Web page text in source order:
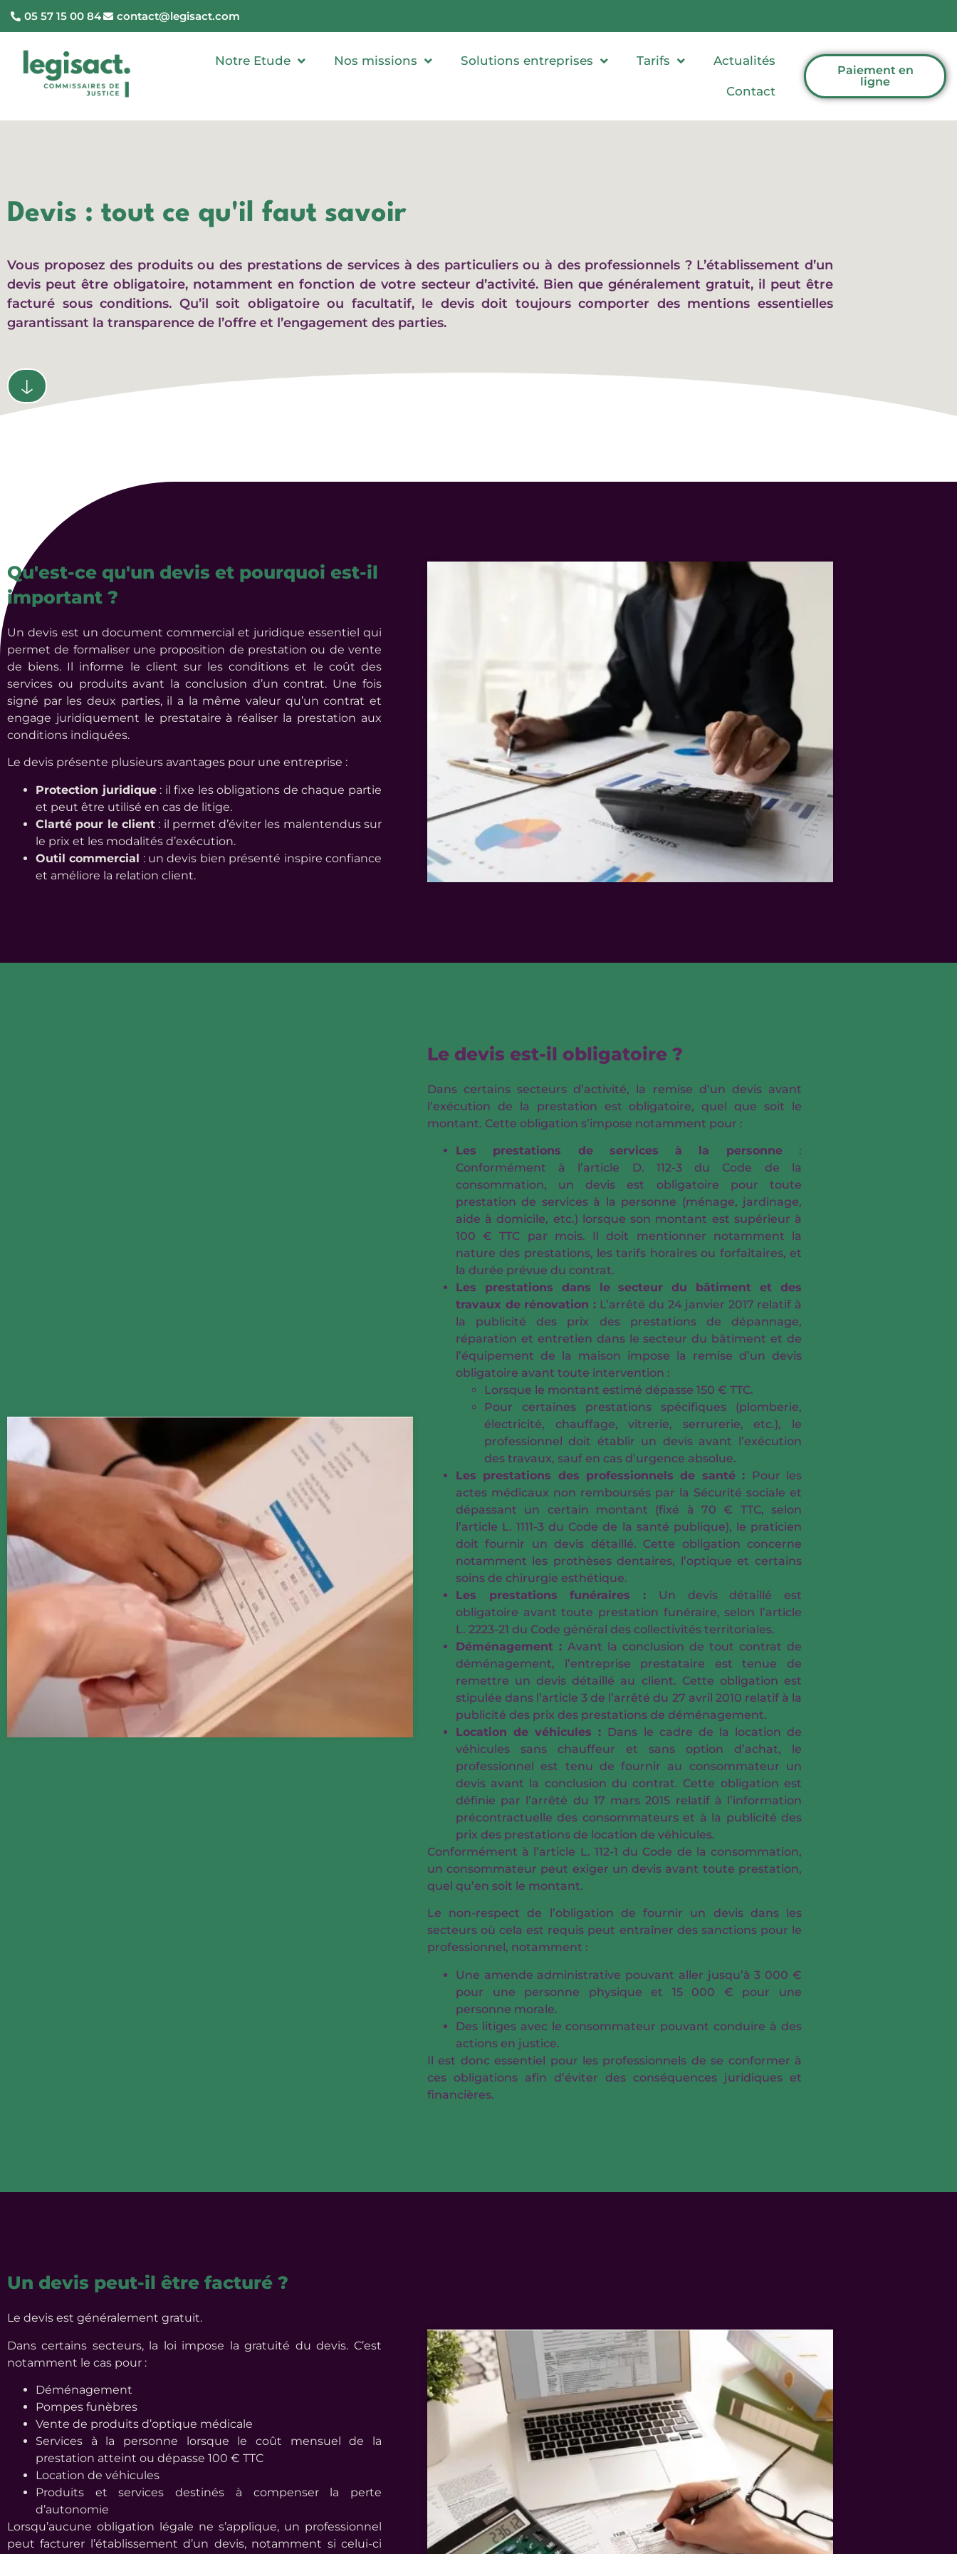
05 57 15 00 84 contact@legisact.com
Notre Etude Nos missions Solutions entreprises Tarifs Actualités
Contact
Paiement en
ligne
Devis : tout ce qu'il faut savoir
Vous proposez des produits ou des prestations de services à des particuliers ou à des professionnels ? L’établissement d’un
devis peut être obligatoire, notamment en fonction de votre secteur d’activité. Bien que généralement gratuit, il peut être
facturé sous conditions. Qu’il soit obligatoire ou facultatif, le devis doit toujours comporter des mentions essentielles
garantissant la transparence de l’offre et l’engagement des parties.
Qu'est-ce qu'un devis et pourquoi est-il
important ?
Un devis est un document commercial et juridique essentiel qui
permet de formaliser une proposition de prestation ou de vente
de biens. Il informe le client sur les conditions et le coût des
services ou produits avant la conclusion d’un contrat. Une fois
signé par les deux parties, il a la même valeur qu’un contrat et
engage juridiquement le prestataire à réaliser la prestation aux
conditions indiquées.
Le devis présente plusieurs avantages pour une entreprise :
Protection juridique: il fixe les obligations de chaque partie
et peut être utilisé en cas de litige.
Clarté pour le client: il permet d’éviter les malentendus sur
le prix et les modalités d’exécution.
Outil commercial : un devis bien présenté inspire confiance
et améliore la relation client.
Le devis est-il obligatoire ?
Dans certains secteurs d’activité, la remise d’un devis avant
l’exécution de la prestation est obligatoire, quel que soit le
montant. Cette obligation s’impose notamment pour :
Les prestations de services à la personne :
Conformément à l’article D. 112-3 du Code de la
consommation, un devis est obligatoire pour toute
prestation de services à la personne (ménage, jardinage,
aide à domicile, etc.) lorsque son montant est supérieur à
100 € TTC par mois. Il doit mentionner notamment la
nature des prestations, les tarifs horaires ou forfaitaires, et
la durée prévue du contrat.
Les prestations dans le secteur du bâtiment et des
travaux de rénovation : L’arrêté du 24 janvier 2017 relatif à
la publicité des prix des prestations de dépannage,
réparation et entretien dans le secteur du bâtiment et de
l’équipement de la maison impose la remise d’un devis
obligatoire avant toute intervention :
Lorsque le montant estimé dépasse 150 € TTC.
Pour certaines prestations spécifiques (plomberie,
électricité, chauffage, vitrerie, serrurerie, etc.), le
professionnel doit établir un devis avant l’exécution
des travaux, sauf en cas d’urgence absolue.
Les prestations des professionnels de santé : Pour les
actes médicaux non remboursés par la Sécurité sociale et
dépassant un certain montant (fixé à 70 € TTC, selon
l’article L. 1111-3 du Code de la santé publique), le praticien
doit fournir un devis détaillé. Cette obligation concerne
notamment les prothèses dentaires, l’optique et certains
soins de chirurgie esthétique.
Les prestations funéraires : Un devis détaillé est
obligatoire avant toute prestation funéraire, selon l’article
L. 2223-21 du Code général des collectivités territoriales.
Déménagement : Avant la conclusion de tout contrat de
déménagement, l’entreprise prestataire est tenue de
remettre un devis détaillé au client. Cette obligation est
stipulée dans l’article 3 de l’arrêté du 27 avril 2010 relatif à la
publicité des prix des prestations de déménagement.
Location de véhicules : Dans le cadre de la location de
véhicules sans chauffeur et sans option d’achat, le
professionnel est tenu de fournir au consommateur un
devis avant la conclusion du contrat. Cette obligation est
définie par l’arrêté du 17 mars 2015 relatif à l’information
précontractuelle des consommateurs et à la publicité des
prix des prestations de location de véhicules.
Conformément à l’article L. 112-1 du Code de la consommation,
un consommateur peut exiger un devis avant toute prestation,
quel qu’en soit le montant.
Le non-respect de l’obligation de fournir un devis dans les
secteurs où cela est requis peut entraîner des sanctions pour le
professionnel, notamment :
Une amende administrative pouvant aller jusqu’à 3 000 €
pour une personne physique et 15 000 € pour une
personne morale.
Des litiges avec le consommateur pouvant conduire à des
actions en justice.
Il est donc essentiel pour les professionnels de se conformer à
ces obligations afin d’éviter des conséquences juridiques et
financières.
Un devis peut-il être facturé ?
Le devis est généralement gratuit.
Dans certains secteurs, la loi impose la gratuité du devis. C’est
notamment le cas pour :
Déménagement
Pompes funèbres
Vente de produits d’optique médicale
Services à la personne lorsque le coût mensuel de la
prestation atteint ou dépasse 100 € TTC
Location de véhicules
Produits et services destinés à compenser la perte
d’autonomie
Lorsqu’aucune obligation légale ne s’applique, un professionnel
peut facturer l’établissement d’un devis, notamment si celui-ci